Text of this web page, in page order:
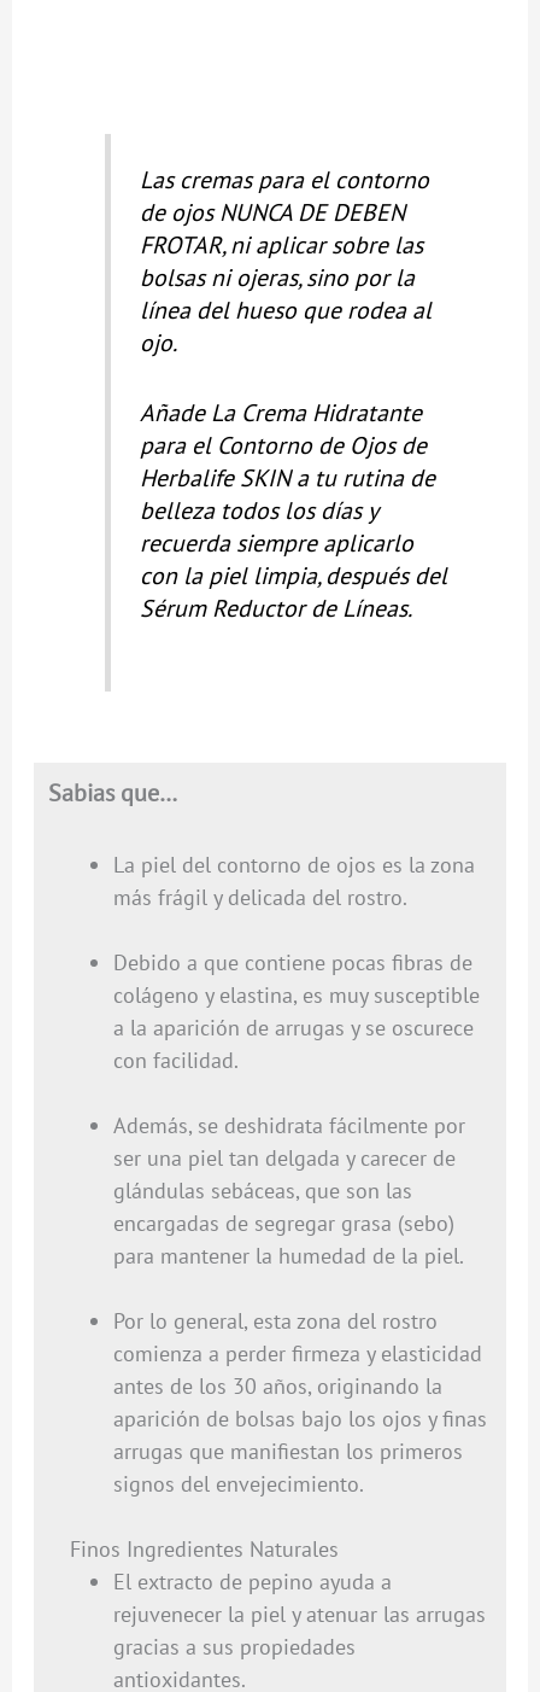
Las cremas para el contorno
de ojos NUNCA DE DEBEN
FROTAR, ni aplicar sobre las
bolsas ni ojeras, sino por la
línea del hueso que rodea al
ojo.
Añade La Crema Hidratante
para el Contorno de Ojos de
Herbalife SKIN a tu rutina de
belleza todos los días y
recuerda siempre aplicarlo
con la piel limpia, después del
Sérum Reductor de Líneas.
Sabias que…
La piel del contorno de ojos es la zona
más frágil y delicada del rostro.
Debido a que contiene pocas fibras de
colágeno y elastina, es muy susceptible
a la aparición de arrugas y se oscurece
con facilidad.
Además, se deshidrata fácilmente por
ser una piel tan delgada y carecer de
glándulas sebáceas, que son las
encargadas de segregar grasa (sebo)
para mantener la humedad de la piel.
Por lo general, esta zona del rostro
comienza a perder firmeza y elasticidad
antes de los 30 años, originando la
aparición de bolsas bajo los ojos y finas
arrugas que manifiestan los primeros
signos del envejecimiento.
Finos Ingredientes Naturales
El extracto de pepino ayuda a
rejuvenecer la piel y atenuar las arrugas
gracias a sus propiedades
antioxidantes.